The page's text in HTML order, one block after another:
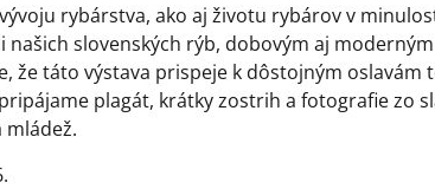
rybárstva, ako aj životu rybárov v
slovenských rýb, dobovým aj
že táto výstava prispeje k dôstojným
plagát, krátky zostrih a fotografie zo
mládež.